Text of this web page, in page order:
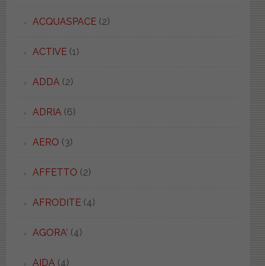
ACQUASPACE(2)
ACTIVE(1)
ADDA (2)
ADRIA (6)
AERO (3)
AFFETTO (2)
AFRODITE(4)
AGORA' (4)
AIDA (4)